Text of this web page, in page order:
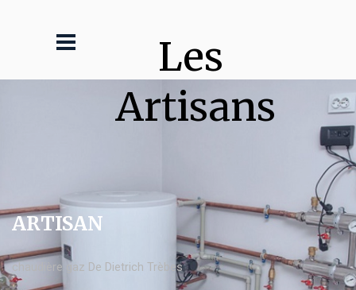
Les
Artisans
ARTISAN
chaudière gaz De Dietrich Trèbes